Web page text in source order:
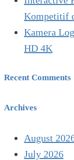
Kompetitif
Kamera
HD 4K
Recent Comments
Archives
August
July 2026